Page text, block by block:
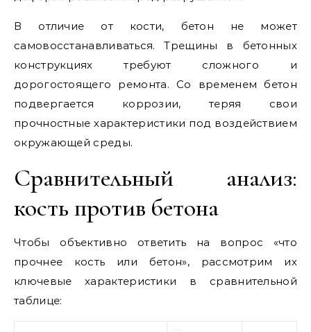
В отличие от кости, бетон не может
самовосстанавливаться. Трещины в бетонных
конструкциях требуют сложного и
дорогостоящего ремонта. Со временем бетон
подвергается коррозии, теряя свои
прочностные характеристики под воздействием
окружающей среды.
Сравнительный анализ:
кость против бетона
Чтобы объективно ответить на вопрос «что
прочнее кость или бетон», рассмотрим их
ключевые характеристики в сравнительной
таблице: